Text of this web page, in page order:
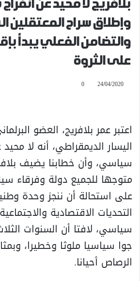
بلافريج لا محيد عن
وإطلاق سراح المعتقلين
والتضامن الفعلي يبدأ
على الثروة
24/04/2020
0
اعتبر عمر بلافريج، العضو
اليسار الديمقراطي، أنه لا
سياسي، وأن خطابنا يضيف
متوجها للجميع دولة وفرقاء
على استحالة أن ننجز وحدة
التحديات الاقتصادية
سياسي، لافتا أن السنوات
جوا سياسيا ملوثا وخطيرا،
الرصاص أحيانا.